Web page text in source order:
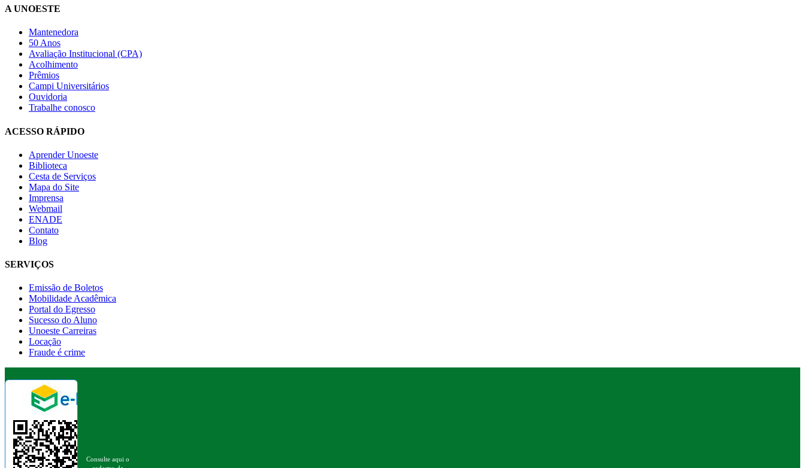
A UNOESTE
Mantenedora
50 Anos
Avaliação Institucional (CPA)
Acolhimento
Prêmios
Campi Universitários
Ouvidoria
Trabalhe conosco
ACESSO RÁPIDO
Aprender Unoeste
Biblioteca
Cesta de Serviços
Mapa do Site
Imprensa
Webmail
ENADE
Contato
Blog
SERVIÇOS
Emissão de Boletos
Mobilidade Acadêmica
Portal do Egresso
Sucesso do Aluno
Unoeste Carreiras
Locação
Fraude é crime
Consulte aqui o